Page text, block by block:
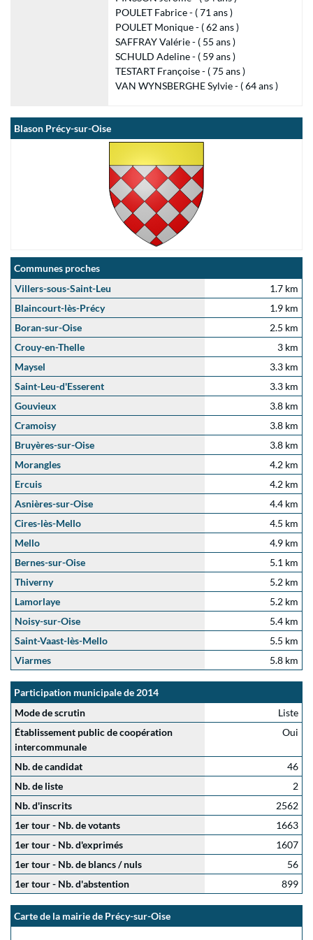
POULET Fabrice - ( 71 ans )
POULET Monique - ( 62 ans )
SAFFRAY Valérie - ( 55 ans )
SCHULD Adeline - ( 59 ans )
TESTART Françoise - ( 75 ans )
VAN WYNSBERGHE Sylvie - ( 64 ans )
Blason Précy-sur-Oise
Communes proches
Villers-sous-Saint-Leu
1.7 km
Blaincourt-lès-Précy
1.9 km
Boran-sur-Oise
2.5 km
Crouy-en-Thelle
3 km
Maysel
3.3 km
Saint-Leu-d'Esserent
3.3 km
Gouvieux
3.8 km
Cramoisy
3.8 km
Bruyères-sur-Oise
3.8 km
Morangles
4.2 km
Ercuis
4.2 km
Asnières-sur-Oise
4.4 km
Cires-lès-Mello
4.5 km
Mello
4.9 km
Bernes-sur-Oise
5.1 km
Thiverny
5.2 km
Lamorlaye
5.2 km
Noisy-sur-Oise
5.4 km
Saint-Vaast-lès-Mello
5.5 km
Viarmes
5.8 km
Participation municipale de 2014
Mode de scrutin
Liste
Établissement public de coopération
intercommunale
Oui
Nb. de candidat
46
Nb. de liste
2
Nb. d'inscrits
2562
1er tour - Nb. de votants
1663
1er tour - Nb. d'exprimés
1607
1er tour - Nb. de blancs / nuls
56
1er tour - Nb. d'abstention
899
Carte de la mairie de Précy-sur-Oise